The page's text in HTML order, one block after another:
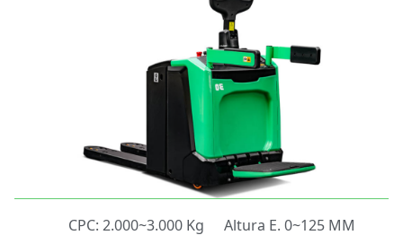
CPC: 2.000~3.000 Kg Altura E. 0~125 MM